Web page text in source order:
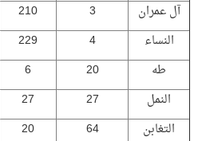
آل عمران
3
210
النساء
4
229
طه
20
6
النمل
27
27
التغابن
64
20